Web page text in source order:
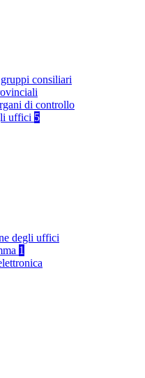
consiliari
di controllo
uffici 5
degli uffici
1